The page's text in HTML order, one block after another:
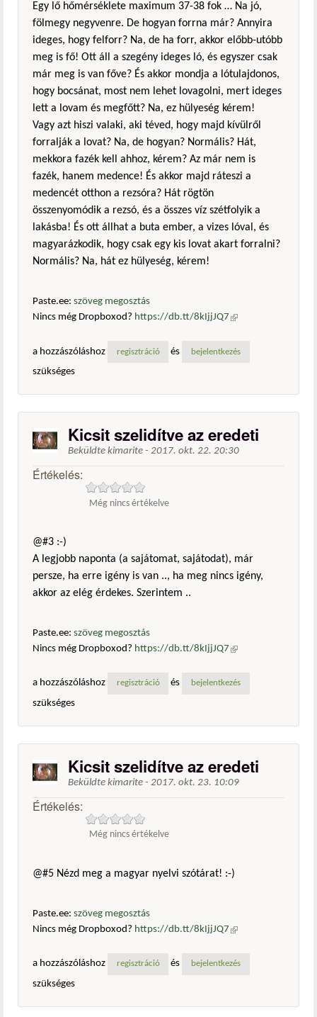
Egy lő hőmérséklete maximum 37-38 fok … Na jó,
fölmegy negyvenre. De hogyan forrna már? Annyira
ideges, hogy felforr? Na, de ha forr, akkor előbb-utóbb
meg is fő! Ott áll a szegény ideges ló, és egyszer csak
már meg is van főve? És akkor mondja a lótulajdonos,
hogy bocsánat, most nem lehet lovagolni, mert ideges
lett a lovam és megfőtt? Na, ez hülyeség kérem!
Vagy azt hiszi valaki, aki téved, hogy majd kívülről
forralják a lovat? Na, de hogyan? Normális? Hát,
mekkora fazék kell ahhoz, kérem? Az már nem is
fazék, hanem medence! És akkor majd ráteszi a
medencét otthon a rezsóra? Hát rögtön
összenyomódik a rezsó, és a összes víz szétfolyik a
lakásba! És ott állhat a buta ember, a vizes lóval, és
magyarázkodik, hogy csak egy kis lovat akart forralni?
Normális? Na, hát ez hülyeség, kérem!
Paste.ee: szöveg megosztás
Nincs még Dropboxod? https://db.tt/8kIjjJQ7 (külső
a hozzászóláshoz
regisztráció és bejelentkezés
szükséges
Kicsit szelidítve az eredeti
Beküldte kimarite - 2017. okt. 22. 20:30
Értékelés:
Még nincs értékelve
@#3 :-)
A legjobb naponta (a sajátomat, sajátodat), már
persze, ha erre igény is van .., ha meg nincs igény,
akkor az elég érdekes. Szerintem ..
Paste.ee: szöveg megosztás
Nincs még Dropboxod? https://db.tt/8kIjjJQ7 (külső
a hozzászóláshoz
regisztráció és bejelentkezés
szükséges
Kicsit szelidítve az eredeti
Beküldte kimarite - 2017. okt. 23. 10:09
Értékelés:
Még nincs értékelve
@#5 Nézd meg a magyar nyelvi szótárat! :-)
Paste.ee: szöveg megosztás
Nincs még Dropboxod? https://db.tt/8kIjjJQ7 (külső
a hozzászóláshoz
regisztráció és bejelentkezés
szükséges